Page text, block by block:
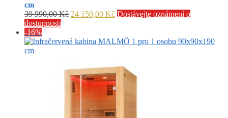
cm
39 990,00Kč Původní
39
24 150,00 KčAktuální
24
Dostávejte oznámení o
dostupnosti
-16%